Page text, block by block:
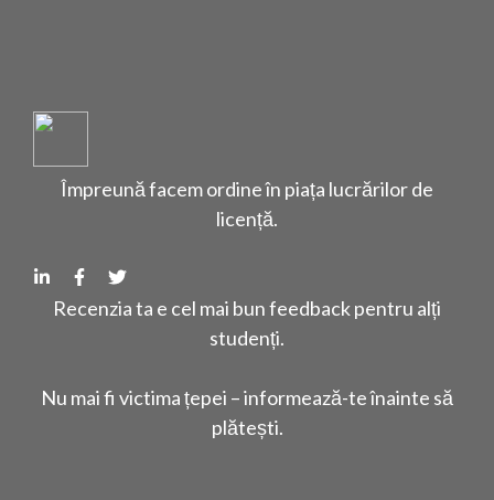
Împreună facem ordine în piața lucrărilor de
licență.
Recenzia ta e cel mai bun feedback pentru alți
studenți.
Nu mai fi victima țepei – informează-te înainte să
plătești.